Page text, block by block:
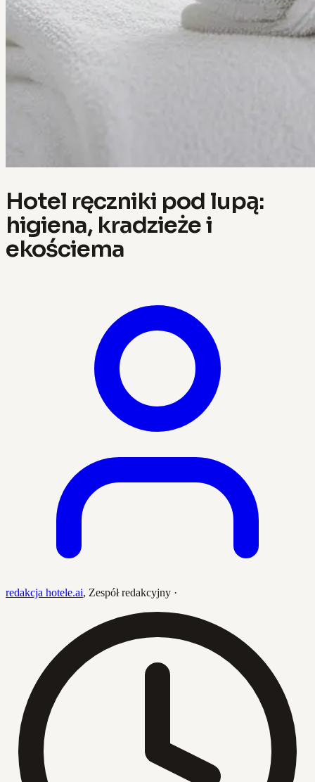
Hotel ręczniki pod lupą:
higiena, kradzieże i
ekościema
redakcja hotele.ai, Zespół redakcyjny ·